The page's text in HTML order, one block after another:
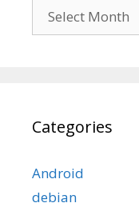
Categories
Android
debian